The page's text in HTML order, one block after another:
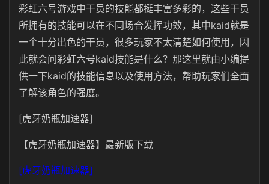
彩虹六号游戏中干员的技能都挺丰富多彩的，这些干员
所拥有的技能可以在不同场合发挥功效，其中kaid就是
一个十分出色的干员，很多玩家不太清楚如何使用，因
此就会问彩虹六号kaid技能是什么？那这里就由小编提
供一下kaid的技能信息以及使用方法，帮助玩家们全面
了解该角色的强度。
[虎牙奶瓶加速器]
【虎牙奶瓶加速器】最新版下载
[虎牙奶瓶加速器]